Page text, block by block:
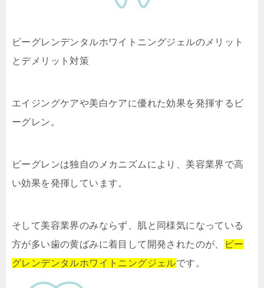
ビーグレンデンタルホワイトニングジェルのメリット
とデメリット対策
エイジングケアや美白ケアに優れた効果を発揮するビ
ーグレン。
ビーグレンは独自のメカニズムにより、美容業界で高
い効果を発揮しています。
そして美容業界のみならず、肌と同様気になっている
方が多い歯の黄ばみに着目して開発されたのが、
ビー
グレンデンタルホワイトニングジェルです。